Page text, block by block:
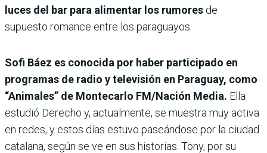
luces del bar para alimentar los rumores de
supuesto romance entre los paraguayos.
Sofi Báez es conocida por haber participado en
programas de radio y televisión en Paraguay, como
“Animales” de Montecarlo FM/Nación Media. Ella
estudió Derecho y, actualmente, se muestra muy activa
en redes, y estos días estuvo paseándose por la ciudad
catalana, según se ve en sus historias. Tony, por su